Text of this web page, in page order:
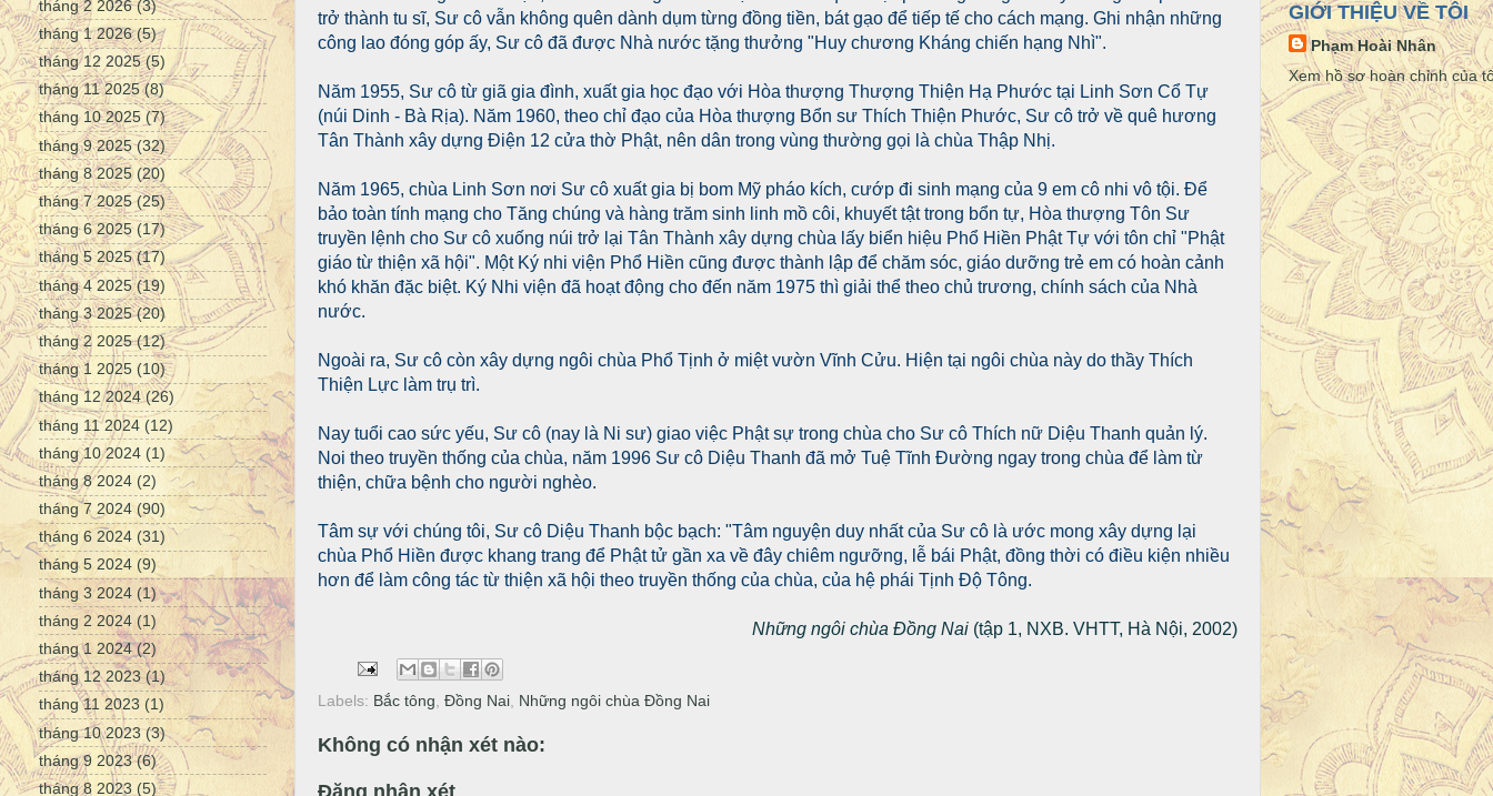
trở thành tu sĩ, Sư cô vẫn không quên dành dụm từng đồng tiền, bát gạo để tiếp tế cho cách mạng. Ghi nhận những
công lao đóng góp ấy, Sư cô đã được Nhà nước tặng thưởng "Huy chương Kháng chiến hạng Nhì".
Năm 1955, Sư cô từ giã gia đình, xuất gia học đạo với Hòa thượng Thượng Thiện Hạ Phước tại Linh Sơn Cổ Tự
(núi Dinh - Bà Rịa). Năm 1960, theo chỉ đạo của Hòa thượng Bổn sư Thích Thiện Phước, Sư cô trở về quê hương
Tân Thành xây dựng Điện 12 cửa thờ Phật, nên dân trong vùng thường gọi là chùa Thập Nhị.
Năm 1965, chùa Linh Sơn nơi Sư cô xuất gia bị bom Mỹ pháo kích, cướp đi sinh mạng của 9 em cô nhi vô tội. Để
bảo toàn tính mạng cho Tăng chúng và hàng trăm sinh linh mồ côi, khuyết tật trong bổn tự, Hòa thượng Tôn Sư
truyền lệnh cho Sư cô xuống núi trở lại Tân Thành xây dựng chùa lấy biển hiệu Phổ Hiền Phật Tự với tôn chỉ "Phật
giáo từ thiện xã hội". Một Ký nhi viện Phổ Hiền cũng được thành lập để chăm sóc, giáo dưỡng trẻ em có hoàn cảnh
khó khăn đặc biệt. Ký Nhi viện đã hoạt động cho đến năm 1975 thì giải thể theo chủ trương, chính sách của Nhà
nước.
Ngoài ra, Sư cô còn xây dựng ngôi chùa Phổ Tịnh ở miệt vườn Vĩnh Cửu. Hiện tại ngôi chùa này do thầy Thích
Thiện Lực làm trụ trì.
Nay tuổi cao sức yếu, Sư cô (nay là Ni sư) giao việc Phật sự trong chùa cho Sư cô Thích nữ Diệu Thanh quản lý.
Noi theo truyền thống của chùa, năm 1996 Sư cô Diệu Thanh đã mở Tuệ Tĩnh Đường ngay trong chùa để làm từ
thiện, chữa bệnh cho người nghèo.
Tâm sự với chúng tôi, Sư cô Diệu Thanh bộc bạch: "Tâm nguyện duy nhất của Sư cô là ước mong xây dựng lại
chùa Phổ Hiền được khang trang để Phật tử gần xa về đây chiêm ngưỡng, lễ bái Phật, đồng thời có điều kiện nhiều
hơn để làm công tác từ thiện xã hội theo truyền thống của chùa, của hệ phái Tịnh Độ Tông.
Những ngôi chùa Đồng Nai (tập 1, NXB. VHTT, Hà Nội, 2002)
Labels: Bắc tông Đồng Nai Những ngôi chùa Đồng Nai
Không có nhận xét nào:
tháng 2 2026(3)
tháng 1 2026(5)
tháng 12 2025(5)
tháng 11 2025(8)
tháng 10 2025 (7)
tháng 9 2025(32)
tháng 8 2025(20)
tháng 7 2025(25)
tháng 6 2025(17)
tháng 5 2025(17)
tháng 4 2025(19)
tháng 3 2025(20)
tháng 2 2025(12)
tháng 1 2025 (10)
tháng 12 2024(26)
tháng 11 2024 (12)
tháng 10 2024 (1)
tháng 8 2024 (2)
tháng 7 2024(90)
tháng 6 2024 (31)
tháng 5 2024 (9)
tháng 3 2024 (1)
tháng 2 2024 (1)
tháng 1 2024(2)
tháng 12 2023(1)
tháng 11 2023 (1)
tháng 10 2023(3)
tháng 9 2023(6)
tháng 8 2023 (5)
GIỚI THIỆU VỀ TÔI
Phạm Hoài Nhân
Xem hồ sơ hoàn chỉnh của